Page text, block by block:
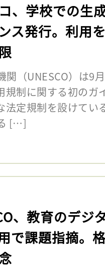
、学校での生
ス発行。利用
（UNESCO）は9
規制に関する初のガ
法定規制を設けてい
[…]
、教育のデジ
で課題指摘。